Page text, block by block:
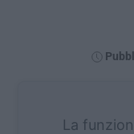
La